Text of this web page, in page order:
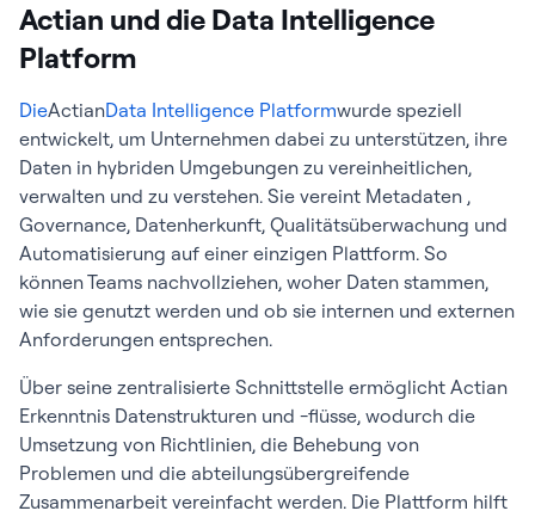
Actian und die Data Intelligence
Platform
DieActianData Intelligence Platformwurde speziell
entwickelt, um Unternehmen dabei zu unterstützen, ihre
Daten in hybriden Umgebungen zu vereinheitlichen,
verwalten und zu verstehen. Sie vereint Metadaten ,
Governance, Datenherkunft, Qualitätsüberwachung und
Automatisierung auf einer einzigen Plattform. So
können Teams nachvollziehen, woher Daten stammen,
wie sie genutzt werden und ob sie internen und externen
Anforderungen entsprechen.
Über seine zentralisierte Schnittstelle ermöglicht Actian
Erkenntnis Datenstrukturen und -flüsse, wodurch die
Umsetzung von Richtlinien, die Behebung von
Problemen und die abteilungsübergreifende
Zusammenarbeit vereinfacht werden. Die Plattform hilft